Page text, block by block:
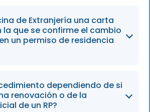
de Extranjería una carta
la que se confirme el cambio
un permiso de residencia
de Extranjería no expide una
independiente para el
Cuando el cambio de
dependiendo de si
renovación o de la
de un RP?